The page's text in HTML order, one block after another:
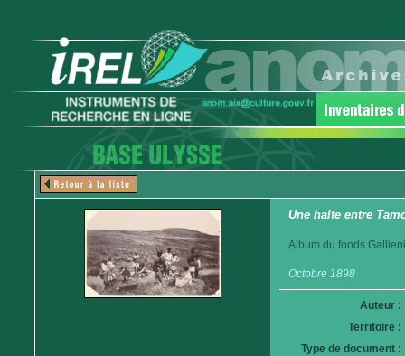
Une halte entre
Album du fonds
Octobre 1898
Auteur :
Territoire :
Type de document :